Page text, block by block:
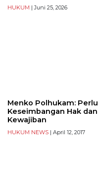
HUKUM | Juni 25, 2026
Menko Polhukam: Perlu
Keseimbangan Hak dan
Kewajiban
HUKUM NEWS | April 12, 2017